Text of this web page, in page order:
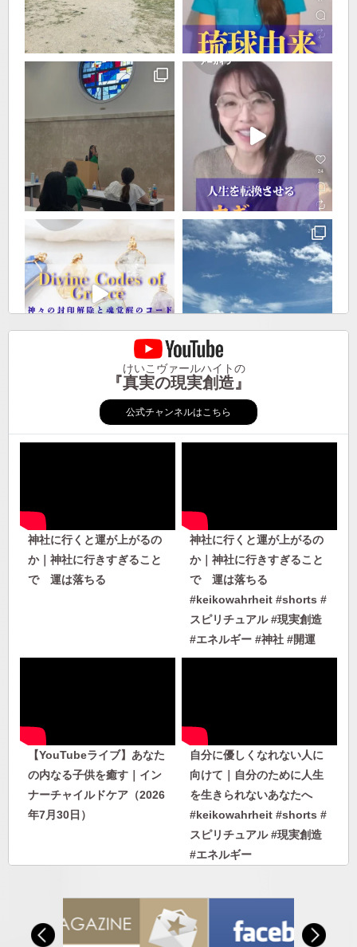
けいこヴァールハイトの
『真実の現実創造』
公式チャンネルはこちら
神社に行くと運が上がるの
か｜神社に行きすぎること
で 運は落ちる
神社に行くと運が上がるの
か｜神社に行きすぎること
で 運は落ちる
#keikowahrheit #shorts #
スピリチュアル #現実創造
#エネルギー #神社 #開運
【YouTubeライブ】あなた
の内なる子供を癒す｜イン
ナーチャイルドケア（2026
年7月30日）
自分に優しくなれない人に
向けて｜自分のために人生
を生きられないあなたへ
#keikowahrheit #shorts #
スピリチュアル #現実創造
#エネルギー